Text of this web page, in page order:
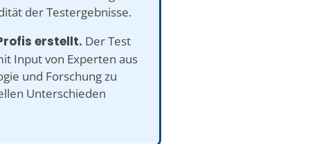
der Testergebnisse.
erstellt. Der Test
Input von Experten aus
und Forschung zu
Unterschieden